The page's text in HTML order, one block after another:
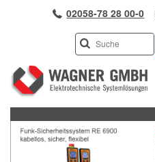
02058-78 28 00-0
INDUSTRIEVERTRETUNG
UNSER TEAM
WIR ÜBER UNS
Previous
Next